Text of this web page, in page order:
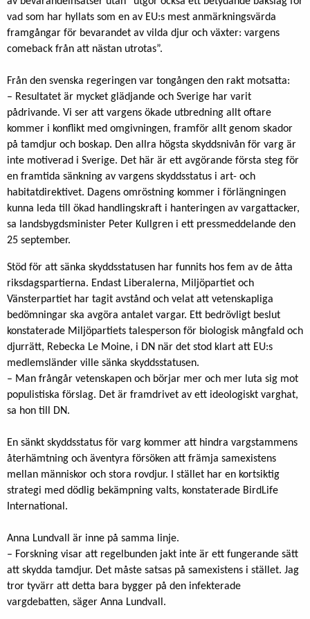
vad som har hyllats som en av EU:s mest anmärkningsvärda
framgångar för bevarandet av vilda djur och växter: vargens
comeback från att nästan utrotas”.
Från den svenska regeringen var tongången den rakt motsatta:
– Resultatet är mycket glädjande och Sverige har varit
pådrivande. Vi ser att vargens ökade utbredning allt oftare
kommer i konflikt med omgivningen, framför allt genom skador
på tamdjur och boskap. Den allra högsta skyddsnivån för varg är
inte motiverad i Sverige. Det här är ett avgörande första steg för
en framtida sänkning av vargens skyddsstatus i art- och
habitatdirektivet. Dagens omröstning kommer i förlängningen
kunna leda till ökad handlingskraft i hanteringen av vargattacker,
sa landsbygdsminister Peter Kullgren i ett pressmeddelande den
25 september.
Stöd för att sänka skyddsstatusen har funnits hos fem av de åtta
riksdagspartierna. Endast Liberalerna, Miljöpartiet och
Vänsterpartiet har tagit avstånd och velat att vetenskapliga
bedömningar ska avgöra antalet vargar. Ett bedrövligt beslut
konstaterade Miljöpartiets talesperson för biologisk mångfald och
djurrätt, Rebecka Le Moine, i DN när det stod klart att EU:s
medlemsländer ville sänka skyddsstatusen.
– Man frångår vetenskapen och börjar mer och mer luta sig mot
populistiska förslag. Det är framdrivet av ett ideologiskt varghat,
sa hon till DN.
En sänkt skyddsstatus för varg kommer att hindra vargstammens
återhämtning och äventyra försöken att främja samexistens
mellan människor och stora rovdjur. I stället har en kortsiktig
strategi med dödlig bekämpning valts, konstaterade BirdLife
International.
Anna Lundvall är inne på samma linje.
– Forskning visar att regelbunden jakt inte är ett fungerande sätt
att skydda tamdjur. Det måste satsas på samexistens i stället. Jag
tror tyvärr att detta bara bygger på den infekterade
vargdebatten, säger Anna Lundvall.